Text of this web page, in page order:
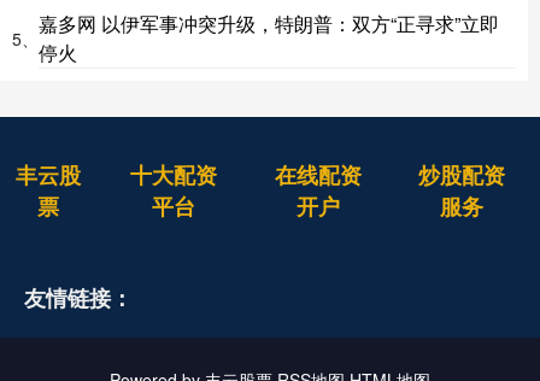
5、
嘉多网 以伊军事冲突升级，特朗普：双方“正寻求”立即
停火
丰云股
票
十大配资
平台
在线配资
开户
炒股配资
服务
友情链接：